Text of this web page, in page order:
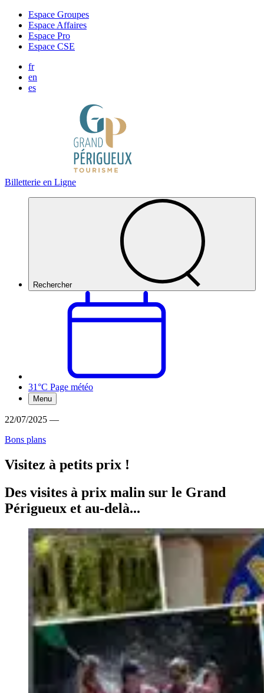
Espace Groupes
Espace Affaires
Espace Pro
Espace CSE
fr
en
es
Billetterie en Ligne
Rechercher
31°C Page météo
Menu
22/07/2025 —
Bons plans
Visitez à petits prix !
Des visites à prix malin sur le Grand
Périgueux et au-delà...